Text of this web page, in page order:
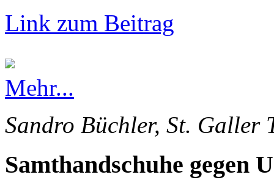
Link zum Beitrag
Mehr...
Sandro Büchler, St. Galler
Samthandschuhe gegen